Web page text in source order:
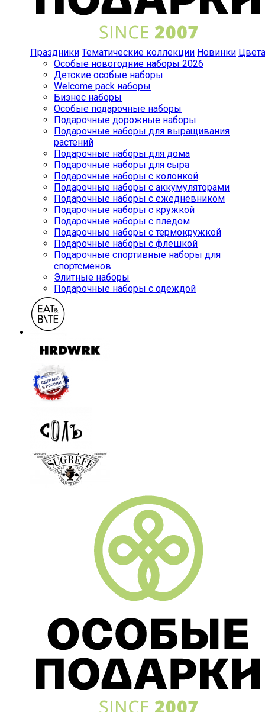
Праздники Тематические коллекции Новинки Цвета
Особые новогодние наборы 2026
Детские особые наборы
Welcome pack наборы
Бизнес наборы
Особые подарочные наборы
Подарочные дорожные наборы
Подарочные наборы для выращивания
растений
Подарочные наборы для дома
Подарочные наборы для сыра
Подарочные наборы с колонкой
Подарочные наборы с аккумуляторами
Подарочные наборы с ежедневником
Подарочные наборы с кружкой
Подарочные наборы с пледом
Подарочные наборы с термокружкой
Подарочные наборы с флешкой
Подарочные спортивные наборы для
спортсменов
Элитные наборы
Подарочные наборы с одеждой